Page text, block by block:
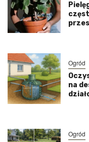
Ogród
na
Ogród